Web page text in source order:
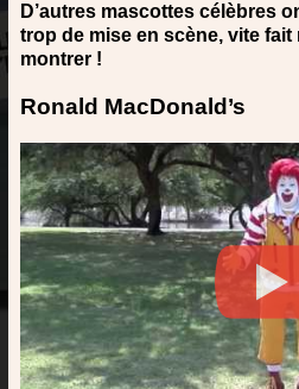
D’autres mascottes célèbres
trop de mise en scène, vite
montrer !
Ronald MacDonald’s